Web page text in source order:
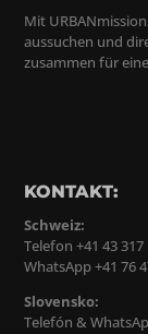
Mit
aussuchen und
zusammen für
KONTAKT:
Schweiz:
Telefon +41 43 317
WhatsApp +41 76
Slovensko:
Telefón &